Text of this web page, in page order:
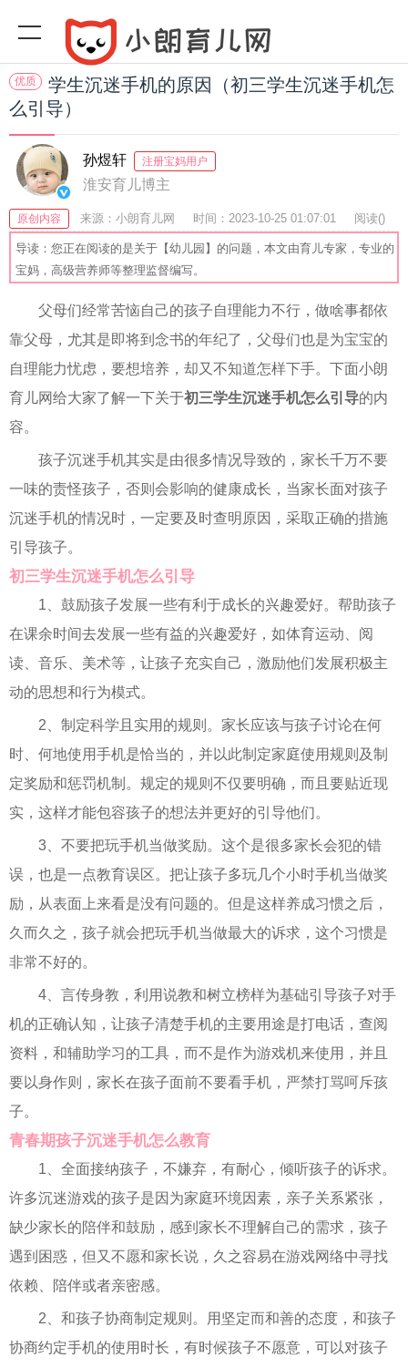
优质
学生沉迷手机的原因（初三学生沉迷手机怎
么引导）
孙煜轩 注册宝妈用户
淮安育儿博主
原创内容 来源：小朗育儿网 时间：2023-10-25 01:07:01 阅读()
收藏：52 分享：64 爆
导读：您正在阅读的是关于【幼儿园】的问题，本文由育儿专家，专业的
宝妈，高级营养师等整理监督编写。
父母们经常苦恼自己的孩子自理能力不行，做啥事都依
靠父母，尤其是即将到念书的年纪了，父母们也是为宝宝的
自理能力忧虑，要想培养，却又不知道怎样下手。下面小朗
育儿网给大家了解一下关于初三学生沉迷手机怎么引导的内
容。
孩子沉迷手机其实是由很多情况导致的，家长千万不要
一味的责怪孩子，否则会影响的健康成长，当家长面对孩子
沉迷手机的情况时，一定要及时查明原因，采取正确的措施
引导孩子。
初三学生沉迷手机怎么引导
1、鼓励孩子发展一些有利于成长的兴趣爱好。帮助孩子
在课余时间去发展一些有益的兴趣爱好，如体育运动、阅
读、音乐、美术等，让孩子充实自己，激励他们发展积极主
动的思想和行为模式。
2、制定科学且实用的规则。家长应该与孩子讨论在何
时、何地使用手机是恰当的，并以此制定家庭使用规则及制
定奖励和惩罚机制。规定的规则不仅要明确，而且要贴近现
实，这样才能包容孩子的想法并更好的引导他们。
3、不要把玩手机当做奖励。这个是很多家长会犯的错
误，也是一点教育误区。把让孩子多玩几个小时手机当做奖
励，从表面上来看是没有问题的。但是这样养成习惯之后，
久而久之，孩子就会把玩手机当做最大的诉求，这个习惯是
非常不好的。
4、言传身教，利用说教和树立榜样为基础引导孩子对手
机的正确认知，让孩子清楚手机的主要用途是打电话，查阅
资料，和辅助学习的工具，而不是作为游戏机来使用，并且
要以身作则，家长在孩子面前不要看手机，严禁打骂呵斥孩
子。
青春期孩子沉迷手机怎么教育
1、全面接纳孩子，不嫌弃，有耐心，倾听孩子的诉求。
许多沉迷游戏的孩子是因为家庭环境因素，亲子关系紧张，
缺少家长的陪伴和鼓励，感到家长不理解自己的需求，孩子
遇到困惑，但又不愿和家长说，久之容易在游戏网络中寻找
依赖、陪伴或者亲密感。
2、和孩子协商制定规则。用坚定而和善的态度，和孩子
协商约定手机的使用时长，有时候孩子不愿意，可以对孩子